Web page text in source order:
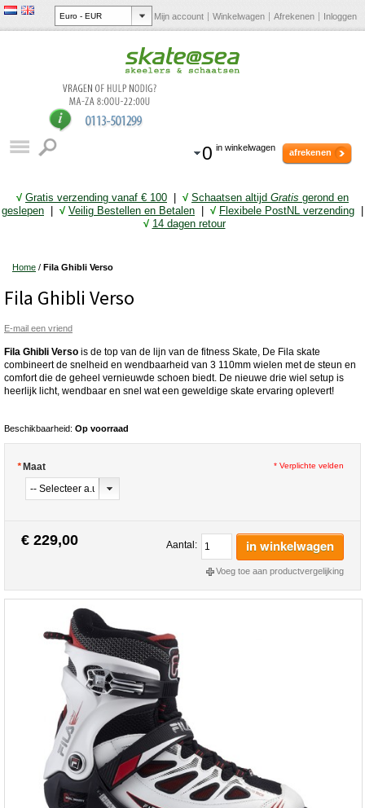
Mijn account Winkelwagen Afrekenen Inloggen
0 in winkelwagen afrekenen
√ Gratis verzending vanaf € 100 √ Schaatsen altijd Gratis gerond en
geslepen
√ Veilig Bestellen en Betalen √ Flexibele PostNL verzending
√ 14 dagen retour
Home / Fila Ghibli Verso
Fila Ghibli Verso
E-mail een vriend
Fila Ghibli Verso is de top van de lijn van de fitness Skate, De Fila skate
combineert de snelheid en wendbaarheid van 3 110mm wielen met de steun en
comfort die de geheel vernieuwde schoen biedt. De nieuwe drie wiel setup is
heerlijk licht, wendbaar en snel wat een geweldige skate ervaring oplevert!
Beschikbaarheid: Op voorraad
*Maat * Verplichte velden
€ 229,00 Aantal: in winkelwagen
Voeg toe aan productvergelijking